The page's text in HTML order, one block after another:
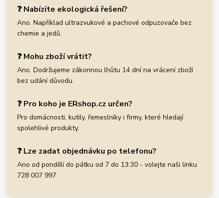
❓ Nabízíte ekologická řešení?
Ano. Například ultrazvukové a pachové odpuzovače bez
chemie a jedů.
❓ Mohu zboží vrátit?
Ano. Dodržujeme zákonnou lhůtu 14 dní na vrácení zboží
bez udání důvodu.
❓ Pro koho je ERshop.cz určen?
Pro domácnosti, kutily, řemeslníky i firmy, které hledají
spolehlivé produkty.
❓ Lze zadat objednávku po telefonu?
Ano od pondělí do pátku od 7 do 13:30 - volejte naši linku
728 007 997 .